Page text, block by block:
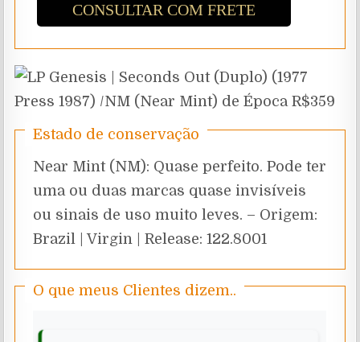
CONSULTAR COM FRETE
Estado de conservação
Near Mint (NM): Quase perfeito. Pode ter
uma ou duas marcas quase invisíveis
ou sinais de uso muito leves. – Origem:
Brazil | Virgin | Release: 122.8001
O que meus Clientes dizem..